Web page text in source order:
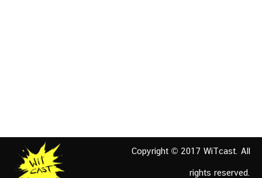
Copyright © 2017 WiTcast. All
rights reserved.